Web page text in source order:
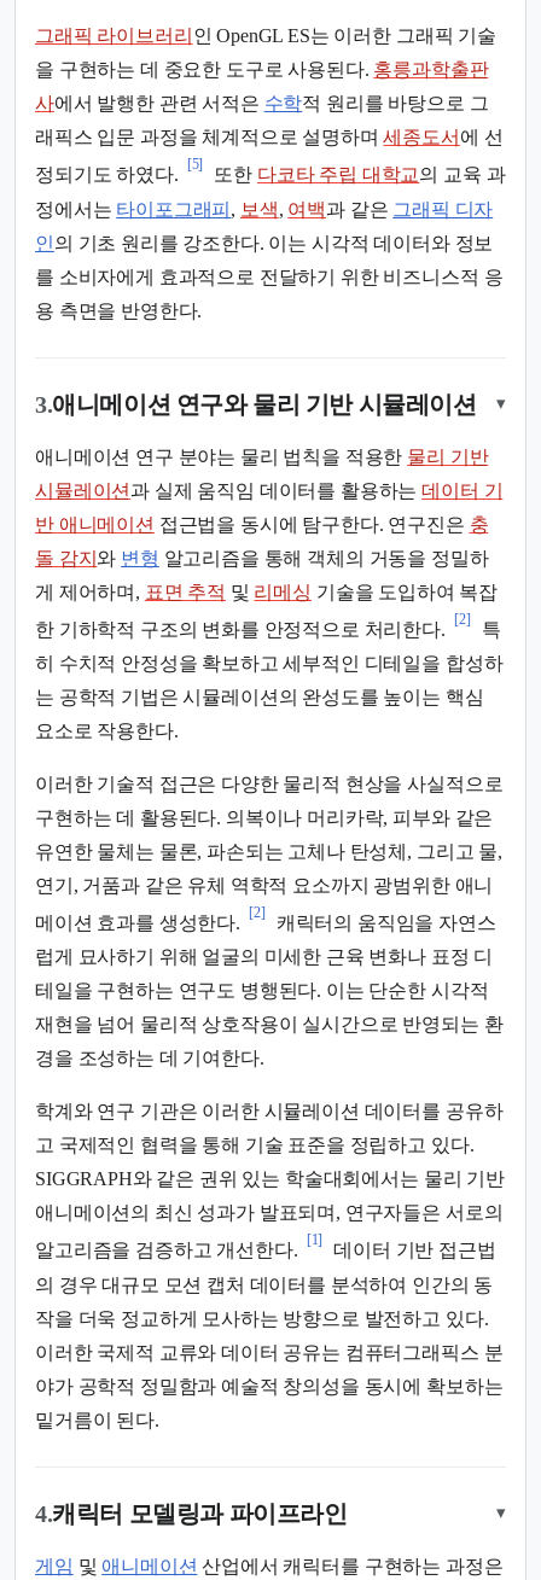
그래픽 라이브러리 인 OpenGL ES는 이러한 그래픽 기술
을 구현하는 데 중요한 도구로 사용된다. 홍릉과학출판
사에서 발행한 관련 서적은 수학적 원리를 바탕으로 그
래픽스 입문 과정을 체계적으로 설명하며세종도서 에 선
정되기도 하였다.
[5]
또한 다코타 주립 대학교의 교육 과
정에서는 타이포그래피 , 보색, 여백과 같은 그래픽 디자
인의 기초 원리를 강조한다. 이는 시각적 데이터와 정보
를 소비자에게 효과적으로 전달하기 위한 비즈니스적 응
용 측면을 반영한다.
3.애니메이션 연구와 물리 기반 시뮬레이션 ▾
애니메이션 연구 분야는 물리 법칙을 적용한 물리 기반
시뮬레이션 과 실제 움직임 데이터를 활용하는데이터 기
반 애니메이션 접근법을 동시에 탐구한다. 연구진은 충
돌 감지 와 변형 알고리즘을 통해 객체의 거동을 정밀하
게 제어하며, 표면 추적 및 리메싱 기술을 도입하여 복잡
한 기하학적 구조의 변화를 안정적으로 처리한다.
[2]
특
히 수치적 안정성을 확보하고 세부적인 디테일을 합성하
는 공학적 기법은 시뮬레이션의 완성도를 높이는 핵심
요소로 작용한다.
이러한 기술적 접근은 다양한 물리적 현상을 사실적으로
구현하는 데 활용된다. 의복이나 머리카락, 피부와 같은
유연한 물체는 물론, 파손되는 고체나 탄성체, 그리고 물,
연기, 거품과 같은 유체 역학적 요소까지 광범위한 애니
메이션 효과를 생성한다.
[2]
캐릭터의 움직임을 자연스
럽게 묘사하기 위해 얼굴의 미세한 근육 변화나 표정 디
테일을 구현하는 연구도 병행된다. 이는 단순한 시각적
재현을 넘어 물리적 상호작용이 실시간으로 반영되는 환
경을 조성하는 데 기여한다.
학계와 연구 기관은 이러한 시뮬레이션 데이터를 공유하
고 국제적인 협력을 통해 기술 표준을 정립하고 있다.
SIGGRAPH와 같은 권위 있는 학술대회에서는 물리 기반
애니메이션의 최신 성과가 발표되며, 연구자들은 서로의
알고리즘을 검증하고 개선한다.
[1]
데이터 기반 접근법
의 경우 대규모 모션 캡처 데이터를 분석하여 인간의 동
작을 더욱 정교하게 모사하는 방향으로 발전하고 있다.
이러한 국제적 교류와 데이터 공유는 컴퓨터그래픽스 분
야가 공학적 정밀함과 예술적 창의성을 동시에 확보하는
밑거름이 된다.
4.캐릭터 모델링과 파이프라인 ▾
게임 및 애니메이션 산업에서 캐릭터를 구현하는 과정은